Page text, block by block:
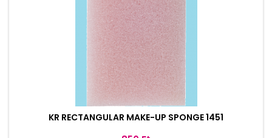
KR RECTANGULAR MAKE-UP SPONGE 1451